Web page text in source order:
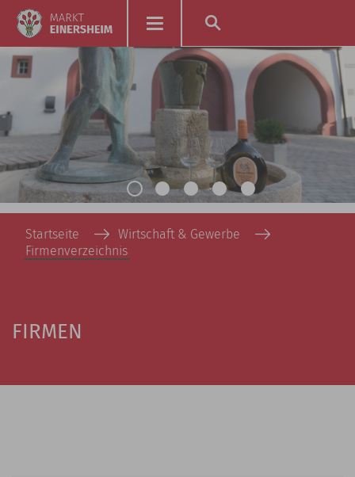
Startseite
Wirtschaft & Gewerbe
Firmenverzeichnis
FIRMEN